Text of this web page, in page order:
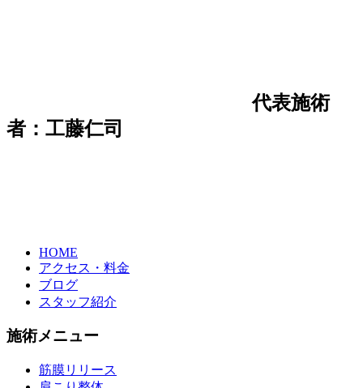
代表施術
者：工藤仁司
HOME
アクセス・料金
ブログ
スタッフ紹介
施術メニュー
筋膜リリース